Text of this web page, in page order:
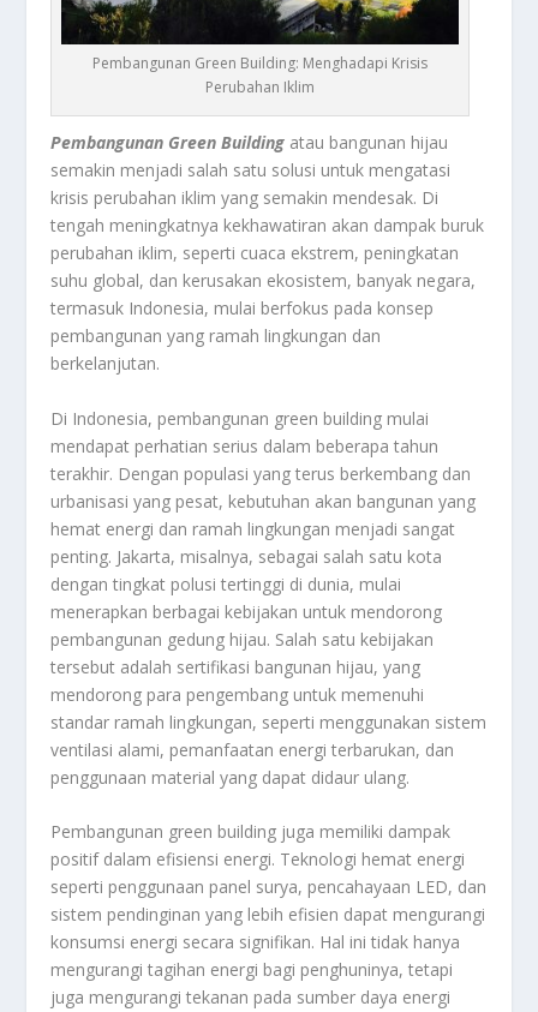
Pembangunan Green Building: Menghadapi Krisis
Perubahan Iklim
Pembangunan Green Building atau bangunan hijau
semakin menjadi salah satu solusi untuk mengatasi
krisis perubahan iklim yang semakin mendesak. Di
tengah meningkatnya kekhawatiran akan dampak buruk
perubahan iklim, seperti cuaca ekstrem, peningkatan
suhu global, dan kerusakan ekosistem, banyak negara,
termasuk Indonesia, mulai berfokus pada konsep
pembangunan yang ramah lingkungan dan
berkelanjutan.
Di Indonesia, pembangunan green building mulai
mendapat perhatian serius dalam beberapa tahun
terakhir. Dengan populasi yang terus berkembang dan
urbanisasi yang pesat, kebutuhan akan bangunan yang
hemat energi dan ramah lingkungan menjadi sangat
penting. Jakarta, misalnya, sebagai salah satu kota
dengan tingkat polusi tertinggi di dunia, mulai
menerapkan berbagai kebijakan untuk mendorong
pembangunan gedung hijau. Salah satu kebijakan
tersebut adalah sertifikasi bangunan hijau, yang
mendorong para pengembang untuk memenuhi
standar ramah lingkungan, seperti menggunakan sistem
ventilasi alami, pemanfaatan energi terbarukan, dan
penggunaan material yang dapat didaur ulang.
Pembangunan green building juga memiliki dampak
positif dalam efisiensi energi. Teknologi hemat energi
seperti penggunaan panel surya, pencahayaan LED, dan
sistem pendinginan yang lebih efisien dapat mengurangi
konsumsi energi secara signifikan. Hal ini tidak hanya
mengurangi tagihan energi bagi penghuninya, tetapi
juga mengurangi tekanan pada sumber daya energi